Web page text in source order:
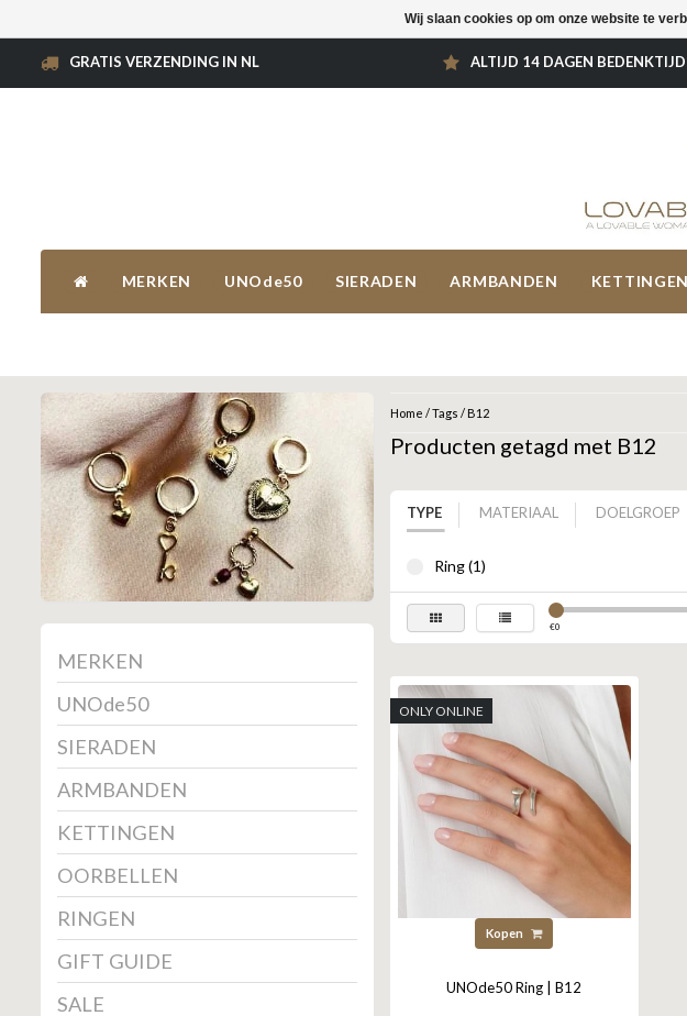
GRATIS VERZENDING IN NL ALTIJD 14 DAGEN BEDENKTIJD
MERKEN UNOde50 SIERADEN ARMBANDEN KETTINGEN
MERKEN
UNOde50
SIERADEN
ARMBANDEN
KETTINGEN
OORBELLEN
RINGEN
GIFT GUIDE
SALE
Home /Tags / B12
Producten getagd met B12
TYPE MATERIAAL DOELGROEP
Ring (1)
€0
ONLY ONLINE
Kopen
UNOde50 Ring | B12
Wij slaan cookies op om onze website te